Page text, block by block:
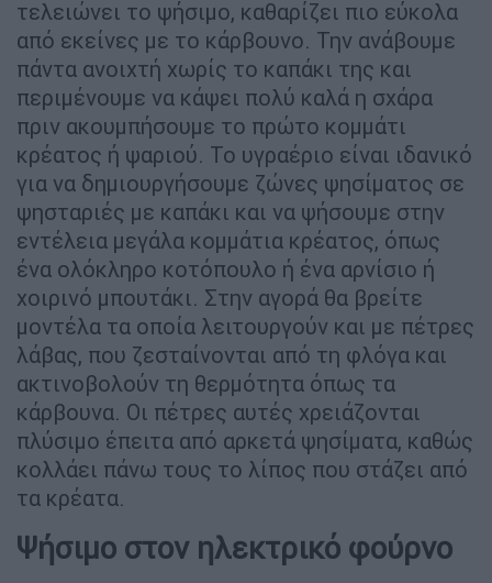
τελειώνει το ψήσιμο, καθαρίζει πιο εύκολα
από εκείνες με το κάρβουνο. Την ανάβουμε
πάντα ανοιχτή χωρίς το καπάκι της και
περιμένουμε να κάψει πολύ καλά η σχάρα
πριν ακουμπήσουμε το πρώτο κομμάτι
κρέατος ή ψαριού. Το υγραέριο είναι ιδανικό
για να δημιουργήσουμε ζώνες ψησίματος σε
ψησταριές με καπάκι και να ψήσουμε στην
εντέλεια μεγάλα κομμάτια κρέατος, όπως
ένα ολόκληρο κοτόπουλο ή ένα αρνίσιο ή
χοιρινό μπουτάκι. Στην αγορά θα βρείτε
μοντέλα τα οποία λειτουργούν και με πέτρες
λάβας, που ζεσταίνονται από τη φλόγα και
ακτινοβολούν τη θερμότητα όπως τα
κάρβουνα. Οι πέτρες αυτές χρειάζονται
πλύσιμο έπειτα από αρκετά ψησίματα, καθώς
κολλάει πάνω τους το λίπος που στάζει από
τα κρέατα.
Ψήσιμο στον ηλεκτρικό φούρνο